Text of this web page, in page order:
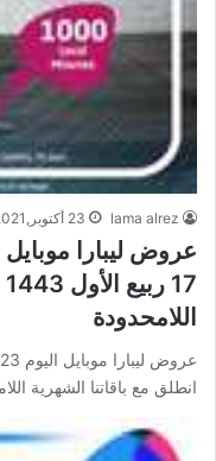
lama alrez 23 أكتوبر,2021
اللامحدودة
انطلق مع باقاتنا الشهرية